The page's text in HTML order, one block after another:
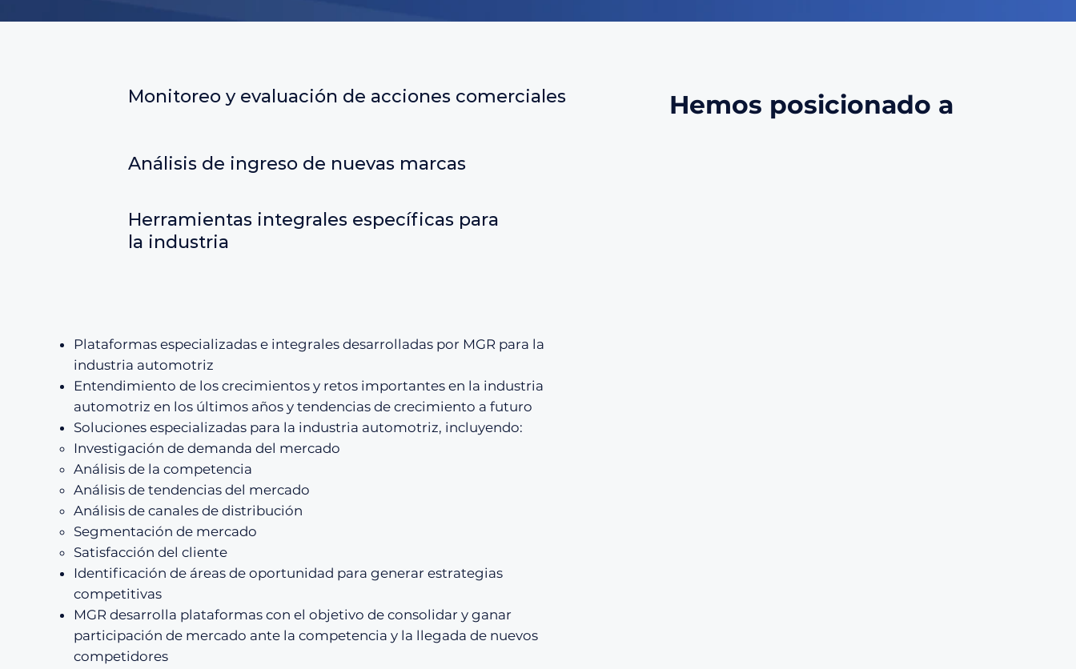
Monitoreo y evaluación de acciones comerciales
Análisis de ingreso de nuevas marcas
Herramientas integrales específicas para
la industria
Hemos posicionado a
Plataformas especializadas e integrales desarrolladas por MGR para la
industria automotriz
Entendimiento de los crecimientos y retos importantes en la industria
automotriz en los últimos años y tendencias de crecimiento a futuro
Soluciones especializadas para la industria automotriz, incluyendo:
Investigación de demanda del mercado
Análisis de la competencia
Análisis de tendencias del mercado
Análisis de canales de distribución
Segmentación de mercado
Satisfacción del cliente
Identificación de áreas de oportunidad para generar estrategias
competitivas
MGR desarrolla plataformas con el objetivo de consolidar y ganar
participación de mercado ante la competencia y la llegada de nuevos
competidores